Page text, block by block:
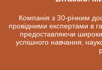
Компанія з 30-річним
провідними експертами в
предоставляючи
успішного навчання,